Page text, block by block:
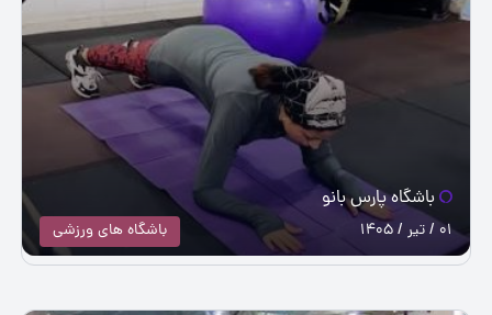
باشگاه پارس بانو
باشگاه های ورزشی 01 / تیر / 1405